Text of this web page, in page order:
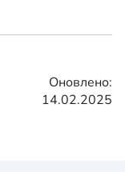
Оновлено:
14.02.2025